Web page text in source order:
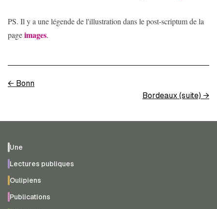
PS. Il y a une légende de l'illustration dans le post-scriptum de la
pageimages.
← Bonn
Bordeaux (suite) →
Une
Lectures publiques
Oulipiens
Publications